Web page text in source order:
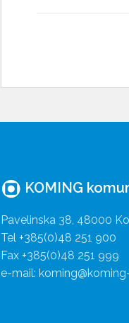
KOMING
Pavelinska 38, 48000
Tel +385(0)48 251 900
Fax +385(0)48 251 999
e-mail: